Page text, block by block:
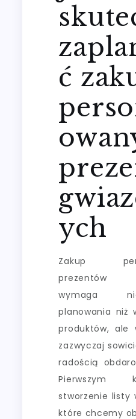
ć
ych
Zakup
prezentów
wymaga
planowania niż
produktów, ale
zazwyczaj
radością
Pierwszym
stworzenie listy
które chcemy